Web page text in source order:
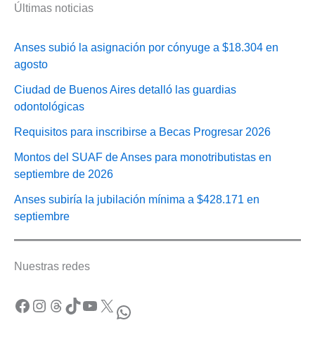
Últimas noticias
Anses subió la asignación por cónyuge a $18.304 en
agosto
Ciudad de Buenos Aires detalló las guardias
odontológicas
Requisitos para inscribirse a Becas Progresar 2026
Montos del SUAF de Anses para monotributistas en
septiembre de 2026
Anses subiría la jubilación mínima a $428.171 en
septiembre
Nuestras redes
Facebook Instagram Threads TikTok YouTube X WhatsApp